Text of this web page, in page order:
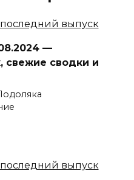
—
свежие сводки и